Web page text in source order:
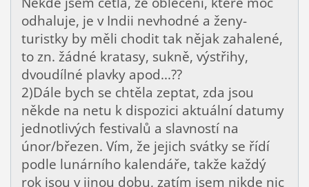
odhaluje, je v Indii nevhodné a ženy-
turistky by měli chodit tak nějak zahalené,
to zn. žádné kratasy, sukně, výstřihy,
dvoudílné plavky apod...??
2)Dále bych se chtěla zeptat, zda jsou
někde na netu k dispozici aktuální datumy
jednotlivých festivalů a slavností na
únor/březen. Vím, že jejich svátky se řídí
podle lunárního kalendáře, takže každý
rok jsou v jinou dobu, zatím jsem nikde nic